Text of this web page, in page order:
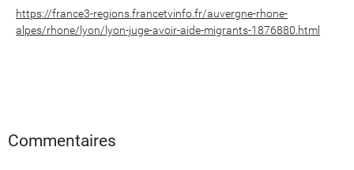
https://france3-regions.francetvinfo.fr/auvergne-rhone-
alpes/rhone/lyon/lyon-juge-avoir-aide-migrants-1876880.html
Commentaires